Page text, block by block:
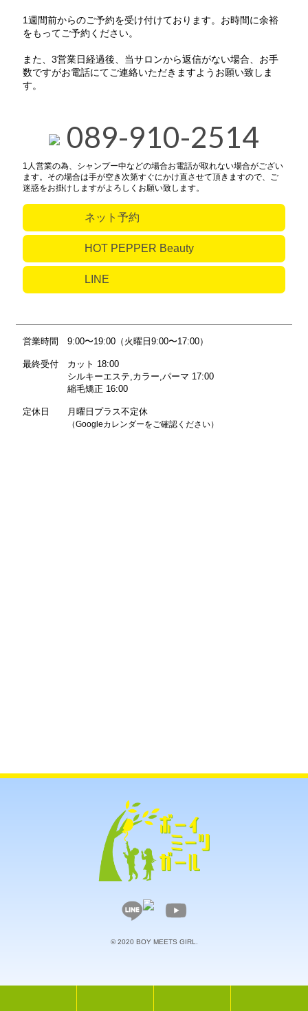
1週間前からのご予約を受け付けております。お時間に余裕
をもってご予約ください。
また、3営業日経過後、当サロンから返信がない場合、お手
数ですがお電話にてご連絡いただきますようお願い致しま
す。
089-910-2514
1人営業の為、シャンプー中などの場合お電話が取れない場合がござい
ます。その場合は手が空き次第すぐにかけ直させて頂きますので、ご
迷惑をお掛けしますがよろしくお願い致します。
ネット予約
HOT PEPPER Beauty
LINE
営業時間 9:00〜19:00（火曜日9:00〜17:00）
最終受付
カット 18:00
シルキーエステ,カラー,パーマ 17:00
縮毛矯正 16:00
定休日 月曜日プラス不定休
（Googleカレンダーをご確認ください）
© 2020 BOY MEETS GIRL.